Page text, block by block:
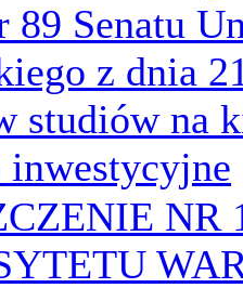
89 Senatu
z dnia
studiów na
inwestycyjne
NR